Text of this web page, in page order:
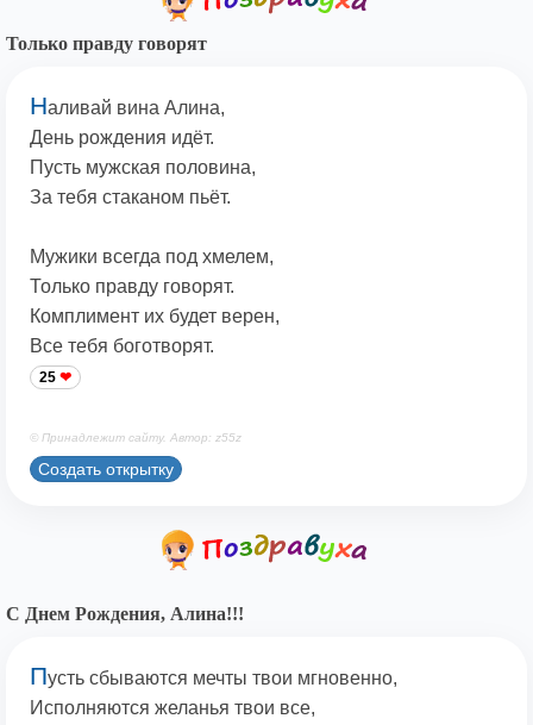
Только правду говорят
Наливай вина Алина,
День рождения идёт.
Пусть мужская половина,
За тебя стаканом пьёт.
Мужики всегда под хмелем,
Только правду говорят.
Комплимент их будет верен,
Все тебя боготворят.
25
© Принадлежит сайту. Автор: z55z
Создать открытку
С Днем Рождения, Алина!!!
Пусть сбываются мечты твои мгновенно,
Исполняются желанья твои все,